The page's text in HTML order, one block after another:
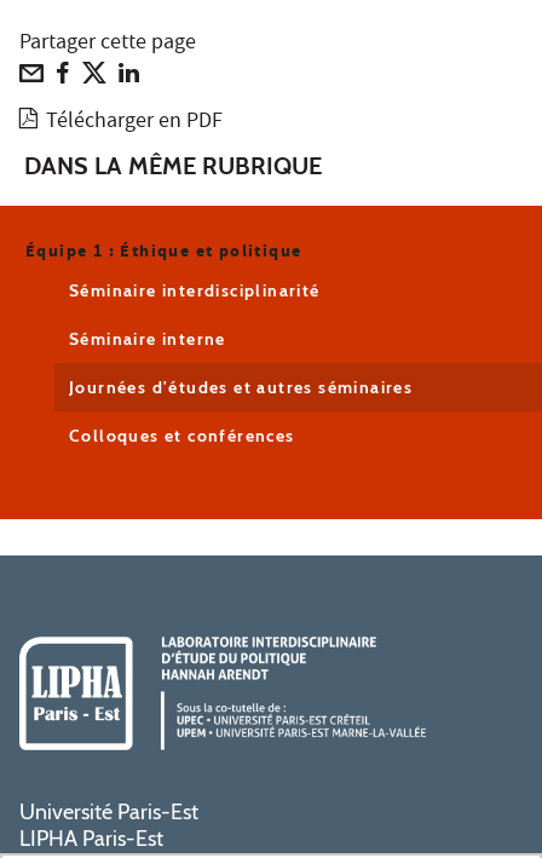
Partager cette page
Télécharger en PDF
DANS LA MÊME RUBRIQUE
Équipe 1 : Éthique et politique
Séminaire interdisciplinarité
Séminaire interne
Journées d'études et autres séminaires
Colloques et conférences
Université Paris-Est
LIPHA Paris-Est